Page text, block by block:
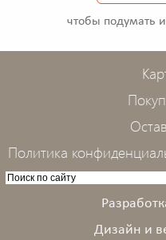
чтобы подумать
Политика
Дизайн и